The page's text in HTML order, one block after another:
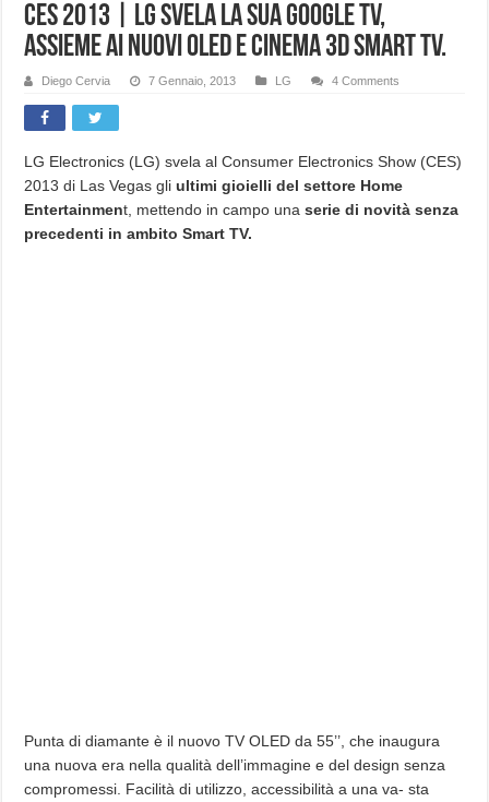
CES 2013 | LG svela la sua Google TV,
assieme ai nuovi OLED e Cinema 3D Smart TV.
Diego Cervia 7 Gennaio, 2013 LG 4 Comments
LG Electronics (LG) svela al Consumer Electronics Show (CES)
2013 di Las Vegas gliultimi gioielli del settore Home
Entertainment, mettendo in campo unaserie di novità senza
precedenti in ambito Smart TV.
Punta di diamante è il nuovo TV OLED da 55’’, che inaugura
una nuova era nella qualità dell’immagine e del design senza
compromessi. Facilità di utilizzo, accessibilità a una va- sta